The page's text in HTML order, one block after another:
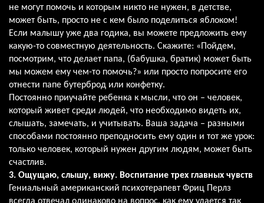
не могут помочь и которым никто не нужен, в детстве,
может быть, просто не с кем было поделиться яблоком!
Если малышу уже два годика, вы можете предложить ему
какую-то совместную деятельность. Скажите: «Пойдем,
посмотрим, что делает папа, (бабушка, братик) может быть
мы можем ему чем-то помочь?» или просто попросите его
отнести папе бутерброд или конфетку.
Постоянно приучайте ребенка к мысли, что он – человек,
который живет среди людей, что необходимо видеть их,
слышать, замечать, и учитывать. Ваша задача – разными
способами постоянно преподносить ему один и тот же урок:
только человек, который нужен другим людям, может быть
счастлив.
3. Ощущаю, слышу, вижу. Воспитание трех главных чувств
Гениальный американский психотерапевт Фриц Перлз